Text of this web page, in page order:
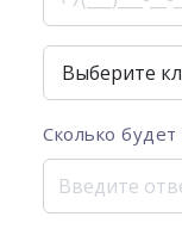
Сколько будет